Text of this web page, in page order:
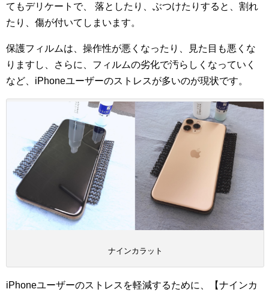
てもデリケートで、 落としたり、ぶつけたりすると、割れ
たり、傷が付いてしまいます。
保護フィルムは、操作性が悪くなったり、見た目も悪くな
りますし、さらに、フィルムの劣化で汚らしくなっていく
など、iPhoneユーザーのストレスが多いのが現状です。
ナインカラット
iPhoneユーザーのストレスを軽減するために、【ナインカ